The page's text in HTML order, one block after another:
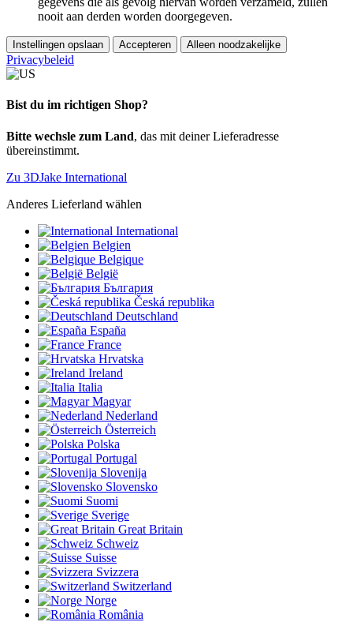
nooit aan derden worden doorgegeven.
Instellingen opslaan Accepteren Alleen noodzakelijke
Privacybeleid
Bist du im richtigen Shop?
Bitte wechsle zum Land, das mit deiner Lieferadresse
übereinstimmt.
Zu 3DJake International
Anderes Lieferland wählen
International
Belgien
Belgique
België
България
Česká republika
Deutschland
España
France
Hrvatska
Ireland
Italia
Magyar
Nederland
Österreich
Polska
Portugal
Slovenija
Slovensko
Suomi
Sverige
Great Britain
Schweiz
Suisse
Svizzera
Switzerland
Norge
România